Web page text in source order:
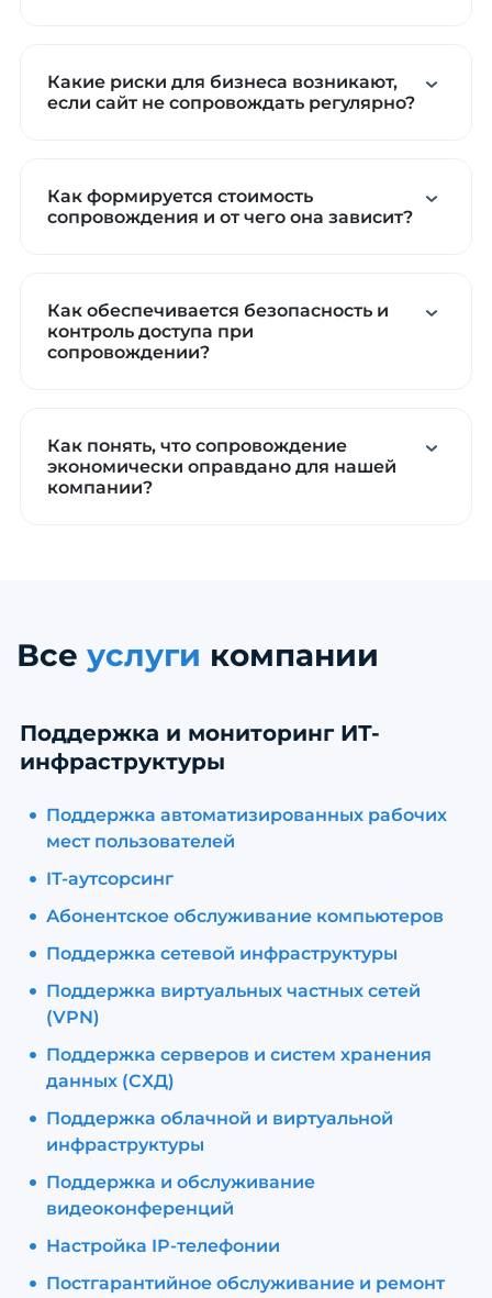
Какие риски для бизнеса возникают,
если сайт не сопровождать регулярно?
Как формируется стоимость
сопровождения и от чего она зависит?
Как обеспечивается безопасность и
контроль доступа при
сопровождении?
Как понять, что сопровождение
экономически оправдано для нашей
компании?
Все услуги компании
Поддержка и мониторинг ИТ-
инфраструктуры
Поддержка автоматизированных рабочих
мест пользователей
IT-аутсорсинг
Абонентское обслуживание компьютеров
Поддержка сетевой инфраструктуры
Поддержка виртуальных частных сетей
(VPN)
Поддержка серверов и систем хранения
данных (СХД)
Поддержка облачной и виртуальной
инфраструктуры
Поддержка и обслуживание
видеоконференций
Настройка IP-телефонии
Постгарантийное обслуживание и ремонт